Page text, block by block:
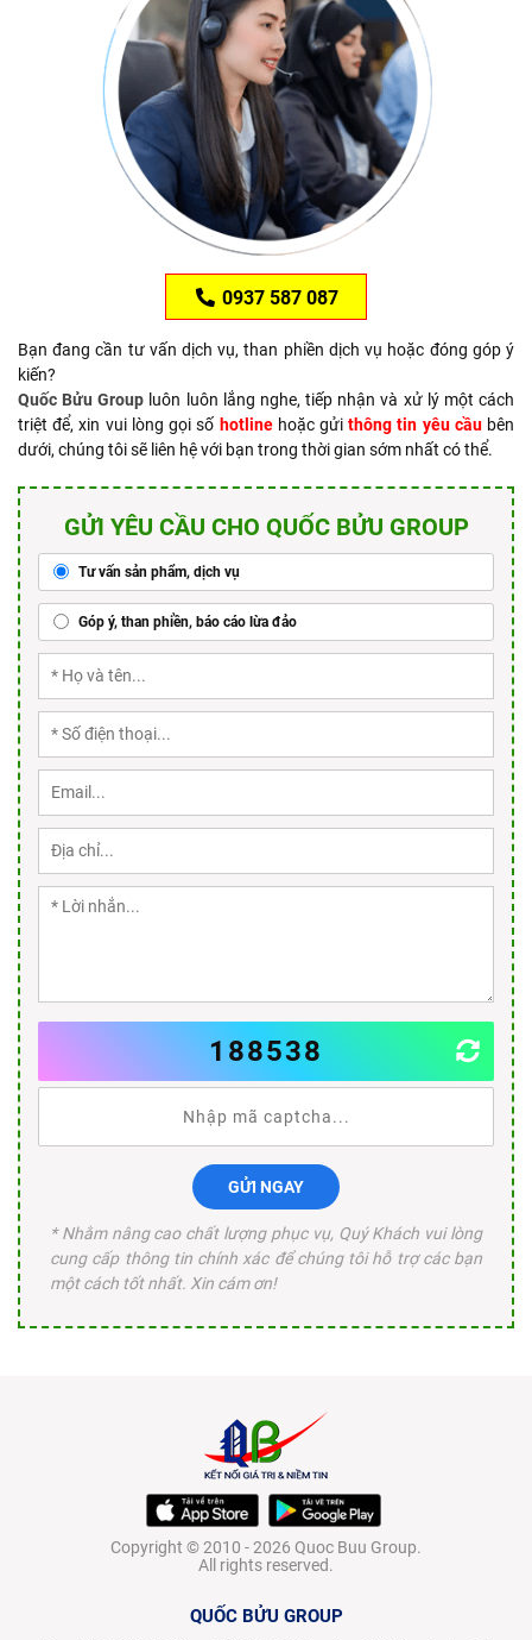
0937 587 087
Bạn đang cần tư vấn dịch vụ, than phiền dịch vụ hoặc đóng góp ý
kiến?
Quốc Bửu Group luôn luôn lắng nghe, tiếp nhận và xử lý một cách
triệt để, xin vui lòng gọi số hotlinehoặc gửithông tin yêu cầubên
dưới, chúng tôi sẽ liên hệ với bạn trong thời gian sớm nhất có thể.
GỬI YÊU CẦU CHO QUỐC BỬU GROUP
Tư vấn sản phẩm, dịch vụ
Góp ý, than phiền, báo cáo lừa đảo
188538
GỬI NGAY
* Nhằm nâng cao chất lượng phục vụ, Quý Khách vui lòng
cung cấp thông tin chính xác để chúng tôi hỗ trợ các bạn
một cách tốt nhất. Xin cám ơn!
Copyright © 2010 - 2026 Quoc Buu Group.
All rights reserved.
QUỐC BỬU GROUP